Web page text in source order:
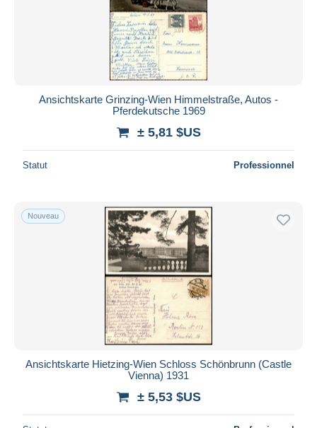
Ansichtskarte Grinzing-Wien Himmelstraße, Autos -
Pferdekutsche 1969
± 5,81 $US
Statut Professionnel
Nouveau
Ansichtskarte Hietzing-Wien Schloss Schönbrunn (Castle
Vienna) 1931
± 5,53 $US